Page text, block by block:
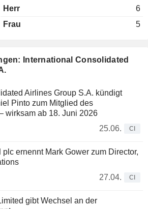
International Consolidated
Airlines Group S.A. kündigt
Pinto zum Mitglied des
wirksam ab 18. Juni 2026
25.06.
CI
ernennt Mark Gower zum Director,
27.04.
CI
gibt Wechsel an der
Herr
6
Frau
5